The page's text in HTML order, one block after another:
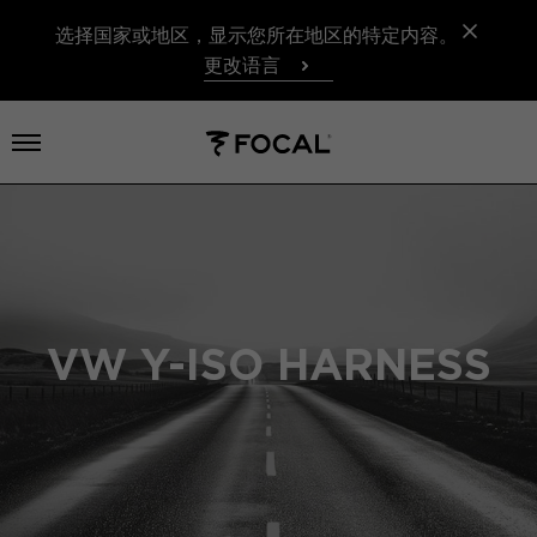
选择国家或地区，显示您所在地区的特定内容。
更改语言
打开菜单
VW Y-ISO HARNESS